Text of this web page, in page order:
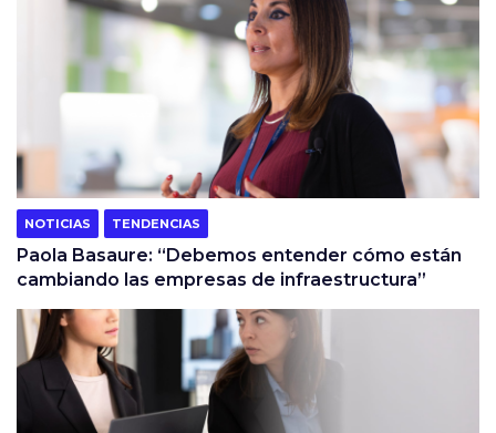
NOTICIAS TENDENCIAS
Paola Basaure: “Debemos entender cómo están
cambiando las empresas de infraestructura”